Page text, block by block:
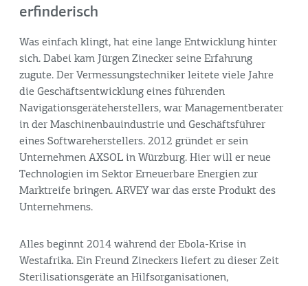
erfinderisch
Was einfach klingt, hat eine lange Entwicklung hinter
sich. Dabei kam Jürgen Zinecker seine Erfahrung
zugute. Der Vermessungstechniker leitete viele Jahre
die Geschäftsentwicklung eines führenden
Navigationsgeräteherstellers, war Managementberater
in der Maschinenbauindustrie und Geschäftsführer
eines Softwareherstellers. 2012 gründet er sein
Unternehmen AXSOL in Würzburg. Hier will er neue
Technologien im Sektor Erneuerbare Energien zur
Marktreife bringen. ARVEY war das erste Produkt des
Unternehmens.
Alles beginnt 2014 während der Ebola-Krise in
Westafrika. Ein Freund Zineckers liefert zu dieser Zeit
Sterilisationsgeräte an Hilfsorganisationen,